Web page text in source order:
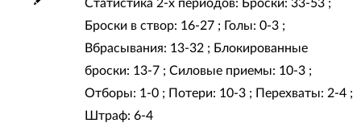
Статистика 2-х периодов: Броски: 33-53 ;
Броски в створ: 16-27 ; Голы: 0-3 ;
Вбрасывания: 13-32 ; Блокированные
броски: 13-7 ; Силовые приемы: 10-3 ;
Отборы: 1-0 ; Потери: 10-3 ; Перехваты: 2-4 ;
Штраф: 6-4